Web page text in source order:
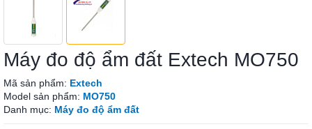
Máy đo độ ẩm đất Extech MO750
Mã sản phẩm: Extech
Model sản phẩm: MO750
Danh mục: Máy đo độ ẩm đất